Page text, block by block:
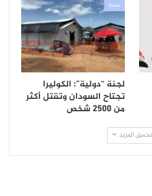
صحة
لجنة “دولية”: الكوليرا
تجتاح السودان وتقتل أكثر
من 2500 شخص
تحميل المزيد